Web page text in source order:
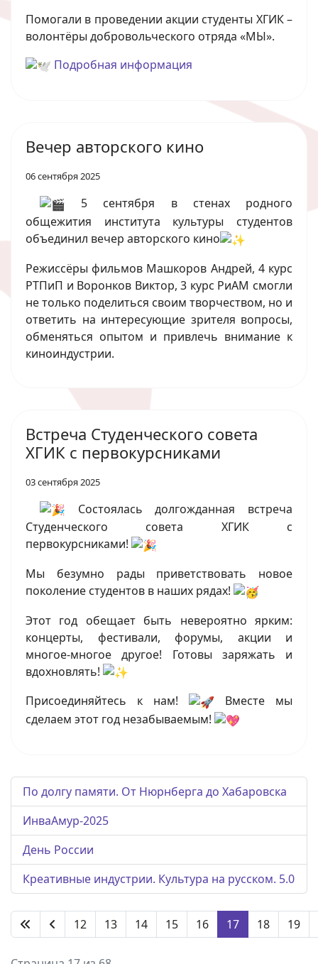
Помогали в проведении акции студенты ХГИК –
волонтёры добровольческого отряда «МЫ».
Подробная информация
Вечер авторского кино
06 сентября 2025
5 сентября в стенах родного
общежития института культуры студентов
объединил вечер авторского кино
Режиссёры фильмов Машкоров Андрей, 4 курс
РТПиП и Воронков Виктор, 3 курс РиАМ смогли
не только поделиться своим творчеством, но и
ответить на интересующие зрителя вопросы,
обменяться опытом и привлечь внимание к
киноиндустрии.
Встреча Студенческого совета
ХГИК с первокурсниками
03 сентября 2025
Состоялась долгожданная встреча
Студенческого совета ХГИК с
первокурсниками!
Мы безумно рады приветствовать новое
поколение студентов в наших рядах!
Этот год обещает быть невероятно ярким:
концерты, фестивали, форумы, акции и
многое-многое другое! Готовы заряжать и
вдохновлять!
Присоединяйтесь к нам!
Вместе мы
сделаем этот год незабываемым!
По долгу памяти. От Нюрнберга до Хабаровска
ИнваАмур-2025
День России
Креативные индустрии. Культура на русском. 5.0
12 13 14 15 16 17 18 19